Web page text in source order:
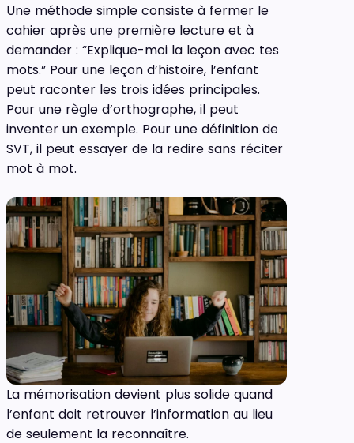
Une méthode simple consiste à fermer le
cahier après une première lecture et à
demander : “Explique-moi la leçon avec tes
mots.” Pour une leçon d’histoire, l’enfant
peut raconter les trois idées principales.
Pour une règle d’orthographe, il peut
inventer un exemple. Pour une définition de
SVT, il peut essayer de la redire sans réciter
mot à mot.
La mémorisation devient plus solide quand
l’enfant doit retrouver l’information au lieu
de seulement la reconnaître.